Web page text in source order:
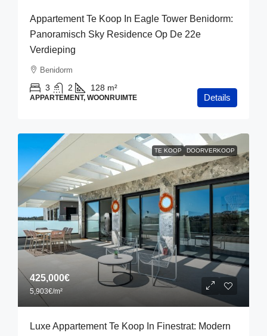
Appartement Te Koop In Eagle Tower Benidorm:
Panoramisch Sky Residence Op De 22e
Verdieping
Benidorm
3 2 128 m²
APPARTEMENT, WOONRUIMTE Details
TE KOOP DOORVERKOOP
425,000€
5,903€/m²
Luxe Appartement Te Koop In Finestrat: Modern